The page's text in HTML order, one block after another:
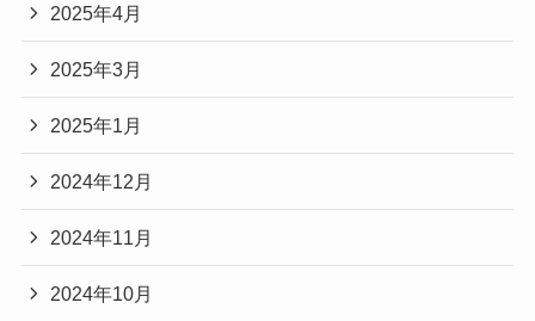
2025年4月
2025年3月
2025年1月
2024年12月
2024年11月
2024年10月